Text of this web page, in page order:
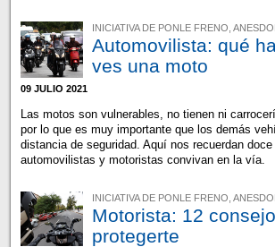
INICIATIVA DE PONLE FRENO,
Automovilista: qué
ves una moto
09 JULIO 2021
Las motos son vulnerables, no tienen ni
por lo que es muy importante que los demás
distancia de seguridad. Aquí nos recuerdan
automovilistas y motoristas convivan en la vía.
INICIATIVA DE PONLE FRENO,
Motorista: 12
protegerte